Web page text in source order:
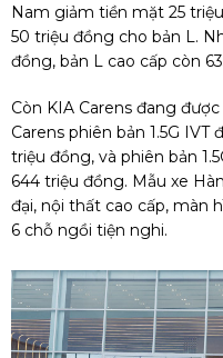
Nam giảm tiền mặt 25
50 triệu đồng cho bản L.
đồng, bản L cao cấp còn
Còn KIA Carens đang
Carens phiên bản 1.5G
triệu đồng, và phiên bản
644 triệu đồng. Mẫu xe
đại, nội thất cao cấp, màn
6 chỗ ngồi tiện nghi.